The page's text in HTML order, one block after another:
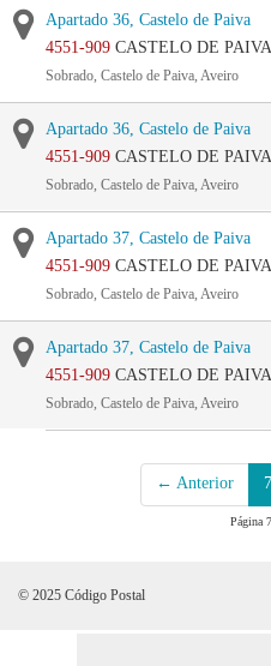
Apartado 36, Castelo de Paiva
4551-909 CASTELO DE PAIVA
Sobrado, Castelo de Paiva, Aveiro
Apartado 36, Castelo de Paiva
4551-909 CASTELO DE PAIVA
Sobrado, Castelo de Paiva, Aveiro
Apartado 37, Castelo de Paiva
4551-909 CASTELO DE PAIVA
Sobrado, Castelo de Paiva, Aveiro
Apartado 37, Castelo de Paiva
4551-909 CASTELO DE PAIVA
Sobrado, Castelo de Paiva, Aveiro
← Anterior 7
Página
© 2025 Código Postal